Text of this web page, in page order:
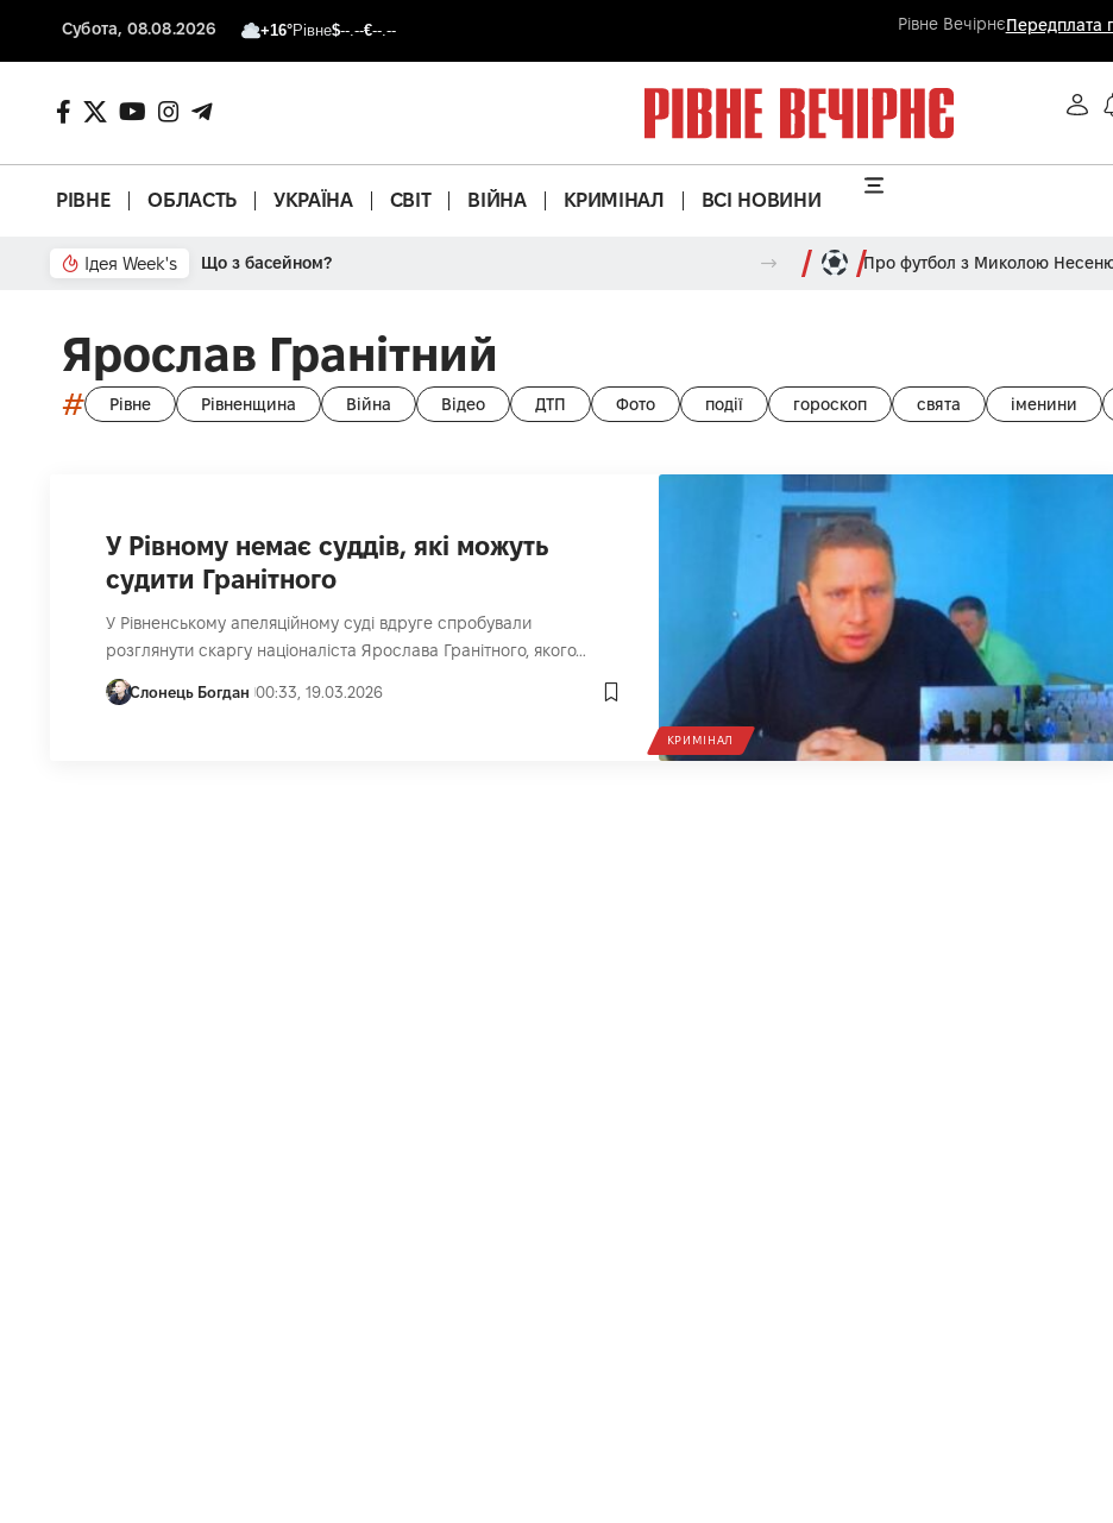
Субота, 08.08.2026 +16°Рівне$--.--€--.-- Рівне ВечірнєПередплата
РІВНЕ ОБЛАСТЬ УКРАЇНА СВІТ ВІЙНА КРИМІНАЛ ВСІ НОВИНИ
Ідея Week's Що з басейном? Про футбол з Миколою
Ярослав Гранітний
# Рівне Рівненщина Війна Відео ДТП Фото події гороскоп свята іменини
КРИМІНАЛ
У Рівному немає суддів, які можуть
судити Гранітного
У Рівненському апеляційному суді вдруге спробували
розглянути скаргу націоналіста Ярослава Гранітного, якого…
Слонець Богдан 00:33, 19.03.2026